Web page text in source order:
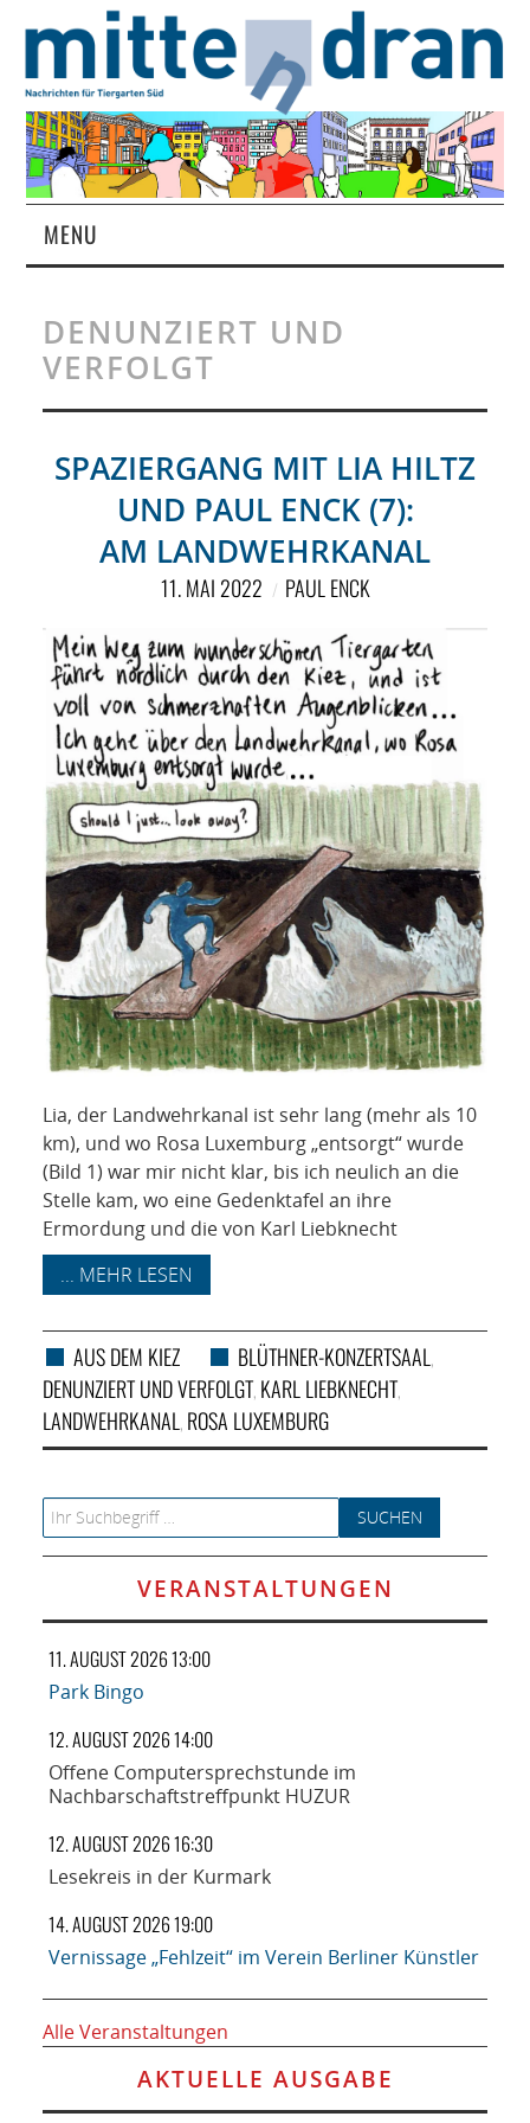
MENU
MAGAZIN
ÜBER UNS
RUBRIKEN
NETZWERK
SPONSORING
KONTAKT
DENUNZIERT UND
VERFOLGT
SPAZIERGANG MIT LIA HILTZ
UND PAUL ENCK (7):
AM LANDWEHRKANAL
11. MAI 2022 PAUL ENCK
Lia, der Landwehrkanal ist sehr lang (mehr als 10
km), und wo Rosa Luxemburg „entsorgt“ wurde
(Bild 1) war mir nicht klar, bis ich neulich an die
Stelle kam, wo eine Gedenktafel an ihre
Ermordung und die von Karl Liebknecht
... MEHR LESEN
AUS DEM KIEZ BLÜTHNER-KONZERTSAAL ,
DENUNZIERT UND VERFOLGT, KARL LIEBKNECHT,
LANDWEHRKANAL , ROSA LUXEMBURG
Search for:
VERANSTALTUNGEN
11. AUGUST 2026 13:00
Park Bingo
12. AUGUST 2026 14:00
Offene Computersprechstunde im
Nachbarschaftstreffpunkt HUZUR
12. AUGUST 2026 16:30
Lesekreis in der Kurmark
14. AUGUST 2026 19:00
Vernissage „Fehlzeit“ im Verein Berliner Künstler
Alle Veranstaltungen
AKTUELLE AUSGABE